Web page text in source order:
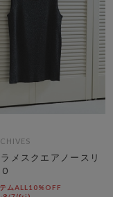
メスクエアノースリ
ムALL10%OFF